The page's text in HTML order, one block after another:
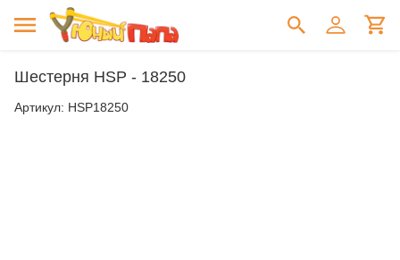
Шестерня HSP - 18250
Артикул: HSP18250